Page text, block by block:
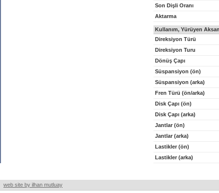
Son Dişli Oranı
Aktarma
Kullanım, Yürüyen
Direksiyon Türü
Direksiyon Turu
Dönüş Çapı
Süspansiyon (ön)
Süspansiyon (arka)
Fren Türü (ön/arka)
Disk Çapı (ön)
Disk Çapı (arka)
Jantlar (ön)
Jantlar (arka)
Lastikler (ön)
Lastikler (arka)
web site by ilhan mutluay